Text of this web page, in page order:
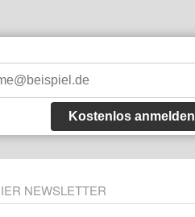
Kostenlos anmelden
NEWSLETTER